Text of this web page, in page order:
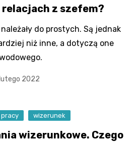
z szefem?
do prostych. Są jednak
niż inne, a dotyczą one
2022
pracy wizerunek
wizerunkowe. Czego